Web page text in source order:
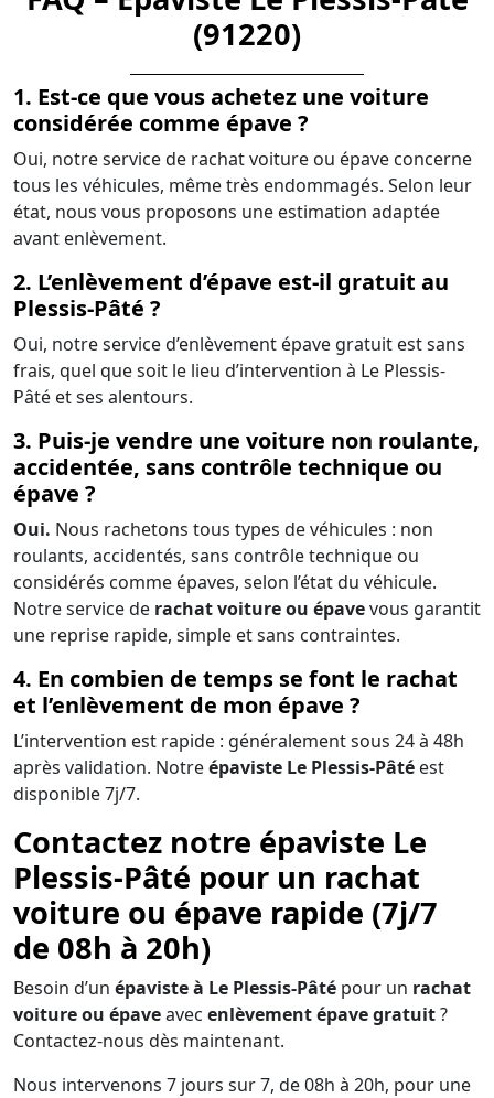
(91220)
1. Est-ce que vous achetez une voiture
considérée comme épave ?
Oui, notre service de rachat voiture ou épave concerne
tous les véhicules, même très endommagés. Selon leur
état, nous vous proposons une estimation adaptée
avant enlèvement.
2. L’enlèvement d’épave est-il gratuit au
Plessis-Pâté ?
Oui, notre service d’enlèvement épave gratuit est sans
frais, quel que soit le lieu d’intervention à Le Plessis-
Pâté et ses alentours.
3. Puis-je vendre une voiture non roulante,
accidentée, sans contrôle technique ou
épave ?
Oui. Nous rachetons tous types de véhicules : non
roulants, accidentés, sans contrôle technique ou
considérés comme épaves, selon l’état du véhicule.
Notre service de rachat voiture ou épavevous garantit
une reprise rapide, simple et sans contraintes.
4. En combien de temps se font le rachat
et l’enlèvement de mon épave ?
L’intervention est rapide : généralement sous 24 à 48h
après validation. Notreépaviste Le Plessis-Pâté est
disponible 7j/7.
Contactez notre épaviste Le
Plessis-Pâté pour un rachat
voiture ou épave rapide (7j/7
de 08h à 20h)
Besoin d’un épaviste à Le Plessis-Pâté pour un rachat
voiture ou épaveavec enlèvement épave gratuit?
Contactez-nous dès maintenant.
Nous intervenons 7 jours sur 7, de 08h à 20h, pour une